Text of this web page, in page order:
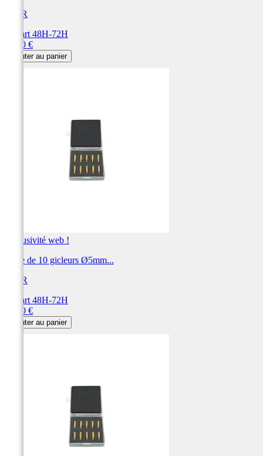
BIHR
Départ 48H-72H
19,20 €
Ajouter au panier
Exclusivité web !
Boite de 10 gicleurs Ø5mm...
BIHR
Départ 48H-72H
15,60 €
Ajouter au panier